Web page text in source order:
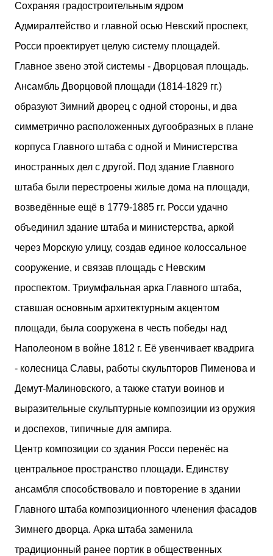
Сохраняя градостроительным ядром
Адмиралтейство и главной осью Невский проспект,
Росси проектирует целую систему площадей.
Главное звено этой системы - Дворцовая площадь.
Ансамбль Дворцовой площади (1814-1829 гг.)
образуют Зимний дворец с одной стороны, и два
симметрично расположенных дугообразных в плане
корпуса Главного штаба с одной и Министерства
иностранных дел с другой. Под здание Главного
штаба были перестроены жилые дома на площади,
возведённые ещё в 1779-1885 гг. Росси удачно
объединил здание штаба и министерства, аркой
через Морскую улицу, создав единое колоссальное
сооружение, и связав площадь с Невским
проспектом. Триумфальная арка Главного штаба,
ставшая основным архитектурным акцентом
площади, была сооружена в честь победы над
Наполеоном в войне 1812 г. Её увенчивает квадрига
- колесница Славы, работы скульпторов Пименова и
Демут-Малиновского, а также статуи воинов и
выразительные скульптурные композиции из оружия
и доспехов, типичные для ампира.
Центр композиции со здания Росси перенёс на
центральное пространство площади. Единству
ансамбля способствовало и повторение в здании
Главного штаба композиционного членения фасадов
Зимнего дворца. Арка штаба заменила
традиционный ранее портик в общественных